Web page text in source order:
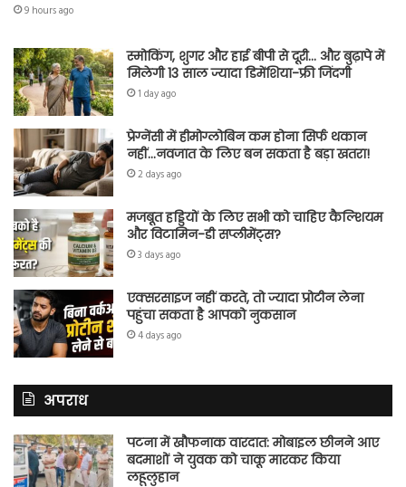
9 hours ago
स्मोकिंग, शुगर और हाई बीपी से दूरी… और बुढ़ापे में
मिलेगी 13 साल ज्यादा डिमेंशिया-फ्री जिंदगी
1 day ago
प्रेग्नेंसी में हीमोग्लोबिन कम होना सिर्फ थकान
नहीं…नवजात के लिए बन सकता है बड़ा खतरा!
2 days ago
मजबूत हड्डियों के लिए सभी को चाहिए कैल्शियम
और विटामिन-डी सप्लीमेंट्स?
3 days ago
एक्सरसाइज नहीं करते, तो ज्यादा प्रोटीन लेना
पहुंचा सकता है आपको नुकसान
4 days ago
अपराध
पटना में खौफनाक वारदात: मोबाइल छीनने आए
बदमाशों ने युवक को चाकू मारकर किया
लहूलुहान